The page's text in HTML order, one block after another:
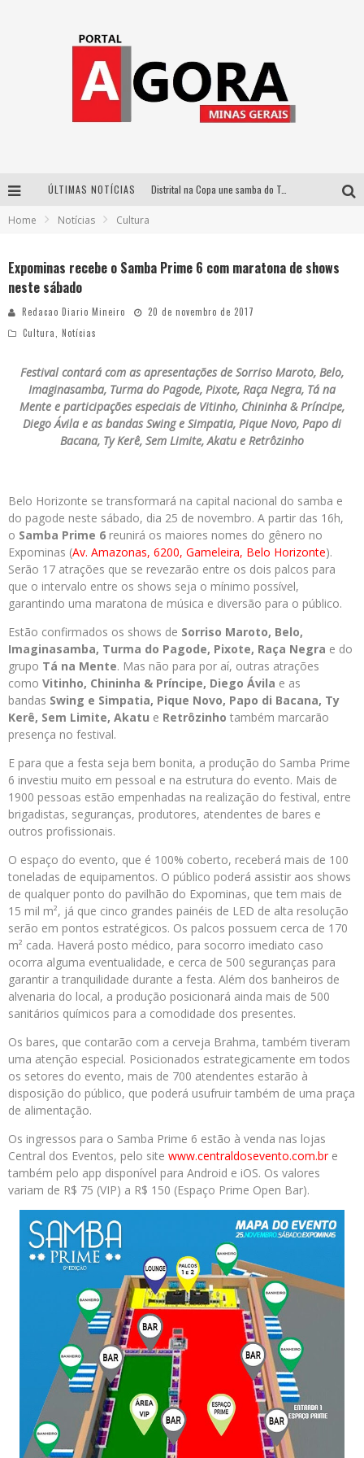
ÚLTIMAS NOTÍCIAS Distrital na Copa une samba do Trem dos Onze, acervo do Museu do Mineirão e transmissão em 4K para duelo contra o Haiti
Home Notícias Cultura
Expominas recebe o Samba Prime 6 com maratona de shows
neste sábado
Redacao Diario Mineiro
20 de novembro de 2017
Cultura
Notícias
Festival contará com as apresentações de Sorriso Maroto, Belo,
Imaginasamba, Turma do Pagode, Pixote, Raça Negra, Tá na
Mente e participações especiais de Vitinho, Chininha & Príncipe,
Diego Ávila e as bandas Swing e Simpatia, Pique Novo, Papo di
Bacana, Ty Kerê, Sem Limite, Akatu e Retrôzinho
Belo Horizonte se transformará na capital nacional do samba e
do pagode neste sábado, dia 25 de novembro. A partir das 16h,
o Samba Prime 6 reunirá os maiores nomes do gênero no
Expominas (Av. Amazonas, 6200, Gameleira, Belo Horizonte).
Serão 17 atrações que se revezarão entre os dois palcos para
que o intervalo entre os shows seja o mínimo possível,
garantindo uma maratona de música e diversão para o público.
Estão confirmados os shows de Sorriso Maroto, Belo,
Imaginasamba, Turma do Pagode, Pixote, Raça Negra e do
grupo Tá na Mente. Mas não para por aí, outras atrações
como Vitinho, Chininha & Príncipe, Diego Ávila e as
bandas Swing e Simpatia, Pique Novo, Papo di Bacana, Ty
Kerê, Sem Limite, Akatu e Retrôzinho também marcarão
presença no festival.
E para que a festa seja bem bonita, a produção do Samba Prime
6 investiu muito em pessoal e na estrutura do evento. Mais de
1900 pessoas estão empenhadas na realização do festival, entre
brigadistas, seguranças, produtores, atendentes de bares e
outros profissionais.
O espaço do evento, que é 100% coberto, receberá mais de 100
toneladas de equipamentos. O público poderá assistir aos shows
de qualquer ponto do pavilhão do Expominas, que tem mais de
15 mil m², já que cinco grandes painéis de LED de alta resolução
serão em pontos estratégicos. Os palcos possuem cerca de 170
m² cada. Haverá posto médico, para socorro imediato caso
ocorra alguma eventualidade, e cerca de 500 seguranças para
garantir a tranquilidade durante a festa. Além dos banheiros de
alvenaria do local, a produção posicionará ainda mais de 500
sanitários químicos para a comodidade dos presentes.
Os bares, que contarão com a cerveja Brahma, também tiveram
uma atenção especial. Posicionados estrategicamente em todos
os setores do evento, mais de 700 atendentes estarão à
disposição do público, que poderá usufruir também de uma praça
de alimentação.
Os ingressos para o Samba Prime 6 estão à venda nas lojas
Central dos Eventos, pelo site www.centraldosevento.com.bre
também pelo app disponível para Android e iOS. Os valores
variam de R$ 75 (VIP) a R$ 150 (Espaço Prime Open Bar).